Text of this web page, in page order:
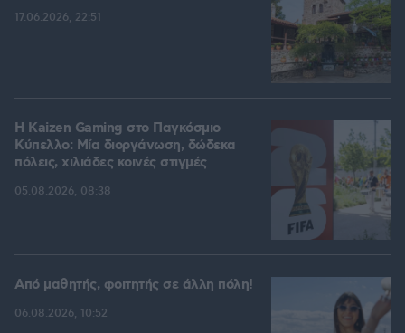
17.06.2026, 22:51
H Kaizen Gaming στο Παγκόσμιο
Kύπελλο: Μία διοργάνωση, δώδεκα
πόλεις, χιλιάδες κοινές στιγμές
05.08.2026, 08:38
Από μαθητής, φοιτητής σε άλλη πόλη!
06.08.2026, 10:52